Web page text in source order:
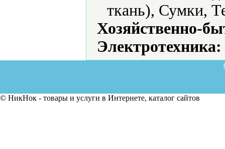
ткань), Сумки,
Хозяйственно-
Электротехника:
© НикНок - товары и услуги в Интернете, каталог сайтов